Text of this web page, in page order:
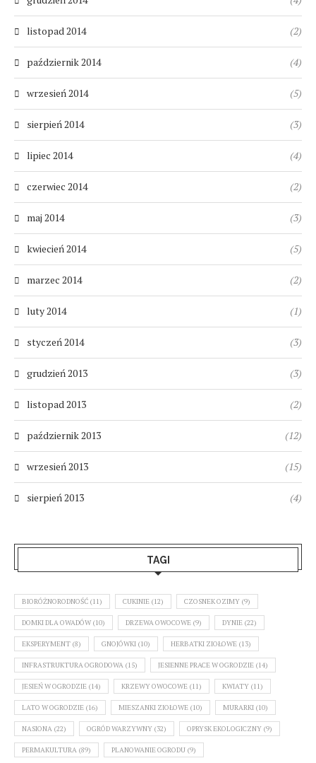
listopad 2014 (2)
październik 2014 (4)
wrzesień 2014 (5)
sierpień 2014 (3)
lipiec 2014 (4)
czerwiec 2014 (2)
maj 2014 (3)
kwiecień 2014 (5)
marzec 2014 (2)
luty 2014 (1)
styczeń 2014 (3)
grudzień 2013 (3)
listopad 2013 (2)
październik 2013 (12)
wrzesień 2013 (15)
sierpień 2013 (4)
TAGI
BIORÓŻNORODNOŚĆ (11) CUKINIE (12) CZOSNEK OZIMY (9)
DOMKI DLA OWADÓW (10) DRZEWA OWOCOWE (9) DYNIE (22)
EKSPERYMENT (8) GNOJÓWKI (10) HERBATKI ZIOŁOWE (13)
INFRASTRUKTURA OGRODOWA (15) JESIENNE PRACE W OGRODZIE (14)
JESIEŃ W OGRODZIE (14) KRZEWY OWOCOWE (11) KWIATY (11)
LATO W OGRODZIE (16) MIESZANKI ZIOŁOWE (10) MURARKI (10)
NASIONA (22) OGRÓD WARZYWNY (32) OPRYSK EKOLOGICZNY (9)
PERMAKULTURA (89) PLANOWANIE OGRODU (9)